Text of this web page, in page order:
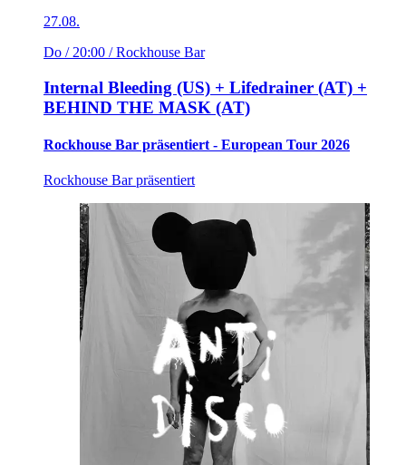
27.08.
Do / 20:00 / Rockhouse Bar
Internal Bleeding (US) + Lifedrainer (AT) +
BEHIND THE MASK (AT)
Rockhouse Bar präsentiert - European Tour 2026
Rockhouse Bar präsentiert